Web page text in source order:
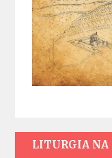
LITURGIA NA